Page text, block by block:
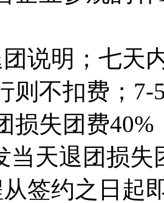
说明；七天
则不扣费；
损失团费
当天退团损
签约之日起